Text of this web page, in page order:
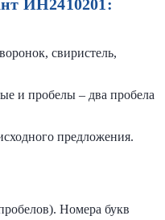
ИН2410201:
свиристель,
и пробелы – два пробела
предложения.
Номера букв